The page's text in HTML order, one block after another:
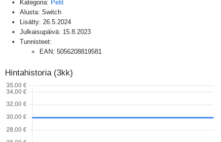
Kategoria: Pelit
Alusta: Switch
Lisätty: 26.5.2024
Julkaisupäivä: 15.8.2023
Tunnisteet:
EAN: 5056208819581
Hintahistoria (3kk)